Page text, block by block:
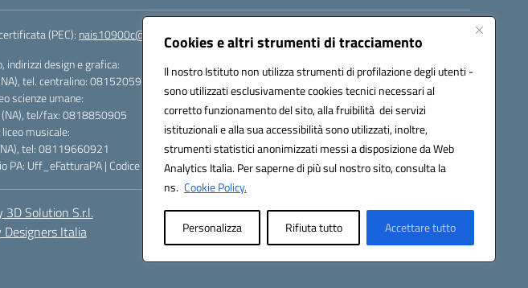
Cookies e altri strumenti di tracciamento
Il nostro Istituto non utilizza strumenti di profilazione degli utenti -
sono utilizzati esclusivamente cookies tecnici necessari al
corretto funzionamento del sito, alla fruibilità dei servizi
istituzionali e alla sua accessibilità sono utilizzati, inoltre,
strumenti statistici anonimizzati messi a disposizione da Web
Analytics Italia. Per saperne di più sul nostro sito, consulta la
ns. Cookie Policy.
Personalizza Rifiuta tutto Accettare tutto
(PEC): nais10900c@pec.istruzione.it
indirizzi design e grafica:
tel. centralino: 0815205935
scienze umane:
(NA), tel/fax: 0818850905
musicale:
tel: 08119660921
Uff_eFatturaPA | Codice Univoco ufficio: UFOYYV | C.Fisc: 93056740637
Solution S.r.l.
Italia